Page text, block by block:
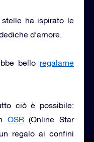
ha ispirato le
d’amore.
bello regalarne
ciò è possibile:
OSR (Online Star
regalo ai confini